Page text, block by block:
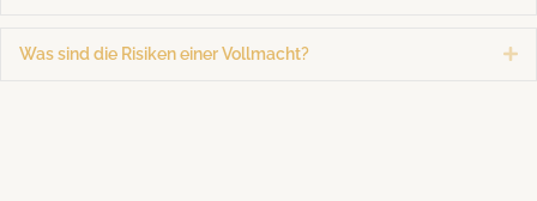
Was sind die Risiken einer Vollmacht?